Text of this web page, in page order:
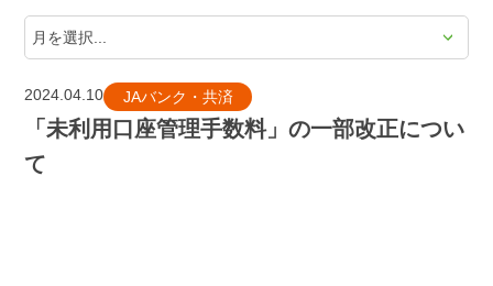
2024.04.10 JAバンク・共済
「未利用口座管理手数料」の一部改正につい
て